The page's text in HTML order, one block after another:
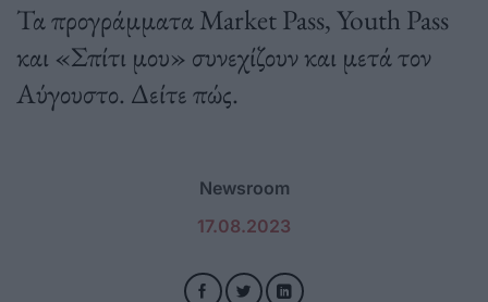
Τα προγράμματα Market Pass, Youth Pass
και «Σπίτι μου» συνεχίζουν και μετά τον
Αύγουστο. Δείτε πώς.
Newsroom
17.08.2023